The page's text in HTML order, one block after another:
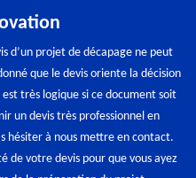
d’un projet de décapage ne peut
que le devis oriente la décision
très logique si ce document soit
un devis très professionnel en
hésiter à nous mettre en contact.
de votre devis pour que vous ayez